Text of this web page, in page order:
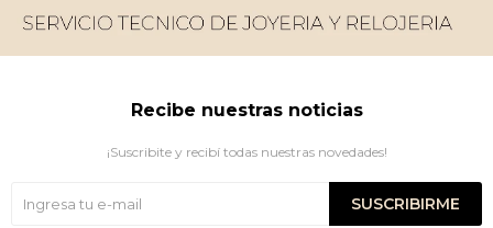
Recibe nuestras noticias
¡Suscribite y recibí todas nuestras novedades!
SUSCRIBIRME